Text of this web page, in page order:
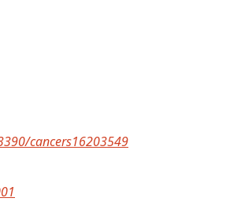
cancers16203549